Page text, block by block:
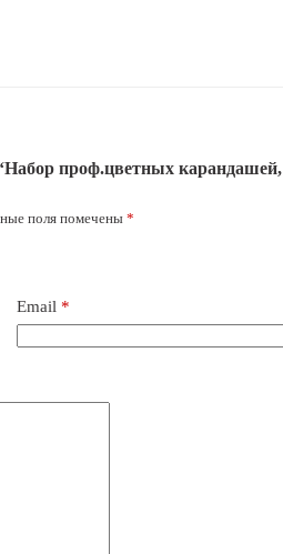
проф.цветных карандашей,
поля помечены*
Email *